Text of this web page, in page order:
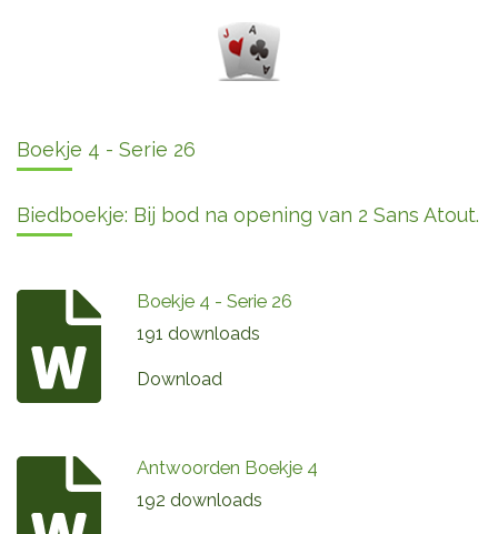
Boekje 4 - Serie 26
Biedboekje: Bij bod na opening van 2 Sans Atout.
Boekje 4 - Serie 26
191 downloads
Download
Antwoorden Boekje 4
192 downloads